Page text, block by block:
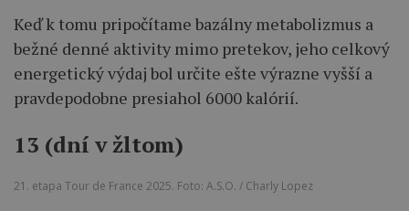
Keď k tomu pripočítame bazálny metabolizmus a
bežné denné aktivity mimo pretekov, jeho celkový
energetický výdaj bol určite ešte výrazne vyšší a
pravdepodobne presiahol 6000 kalórií.
13 (dní v žltom)
21. etapa Tour de France 2025. Foto: A.S.O. / Charly Lopez